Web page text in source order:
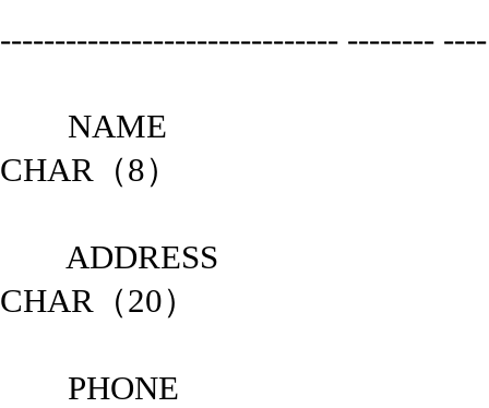
------------------------------- -------- ----
NAME
CHAR（8）
CHAR（20）